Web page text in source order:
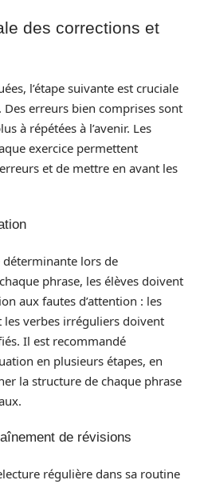
des corrections et
l’étape suivante est cruciale
Des erreurs bien comprises sont
à répétées à l’avenir. Les
exercice permettent
et de mettre en avant les
déterminante lors de
phrase, les élèves doivent
aux fautes d’attention : les
les verbes irréguliers doivent
Il est recommandé
en plusieurs étapes, en
la structure de chaque phrase
de révisions
régulière dans sa routine